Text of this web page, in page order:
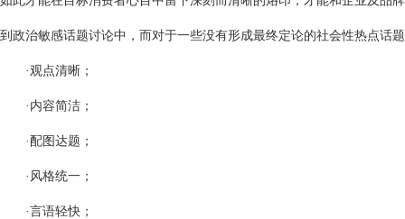
到政治敏感话题讨论中，而对于一些没有形成最终定论的社会性热点话
·观点清晰；
·内容简洁；
·配图达题；
·风格统一；
·言语轻快；